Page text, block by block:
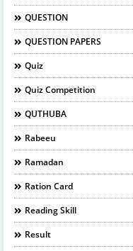
QUESTION
QUESTION PAPERS
Quiz
Quiz Competition
QUTHUBA
Rabeeu
Ramadan
Ration Card
Reading Skill
Result